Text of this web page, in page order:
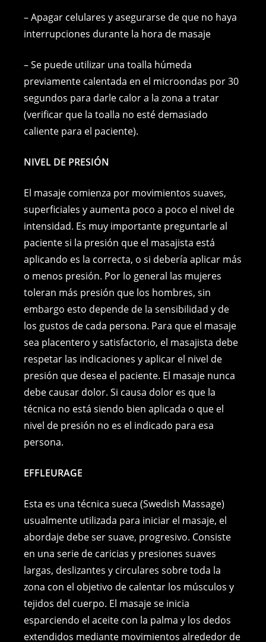
– Apagar celulares y asegurarse de que no haya
interrupciones durante la hora de masaje
– Se puede utilizar una toalla húmeda
previamente calentada en el microondas por 30
segundos para darle calor a la zona a tratar
(verificar que la toalla no esté demasiado
caliente para el paciente).
NIVEL DE PRESIÓN
El masaje comienza por movimientos suaves,
superficiales y aumenta poco a poco el nivel de
intensidad. Es muy importante preguntarle al
paciente si la presión que el masajista está
aplicando es la correcta, o si debería aplicar más
o menos presión. Por lo general las mujeres
toleran más presión que los hombres, sin
embargo esto depende de la sensibilidad y de
los gustos de cada persona. Para que el masaje
sea placentero y satisfactorio, el masajista debe
respetar las indicaciones y aplicar el nivel de
presión que desea el paciente. El masaje nunca
debe causar dolor. Si causa dolor es que la
técnica no está siendo bien aplicada o que el
nivel de presión no es el indicado para esa
persona.
EFFLEURAGE
Esta es una técnica sueca (Swedish Massage)
usualmente utilizada para iniciar el masaje, el
abordaje debe ser suave, progresivo. Consiste
en una serie de caricias y presiones suaves
largas, deslizantes y circulares sobre toda la
zona con el objetivo de calentar los músculos y
tejidos del cuerpo. El masaje se inicia
esparciendo el aceite con la palma y los dedos
extendidos mediante movimientos alrededor de